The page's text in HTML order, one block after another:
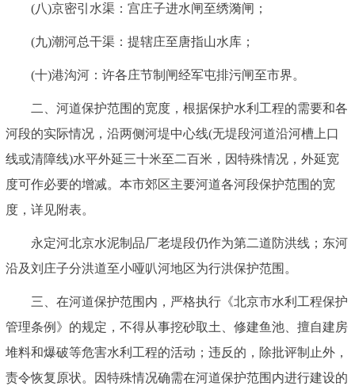
(八)京密引水渠：宫庄子进水闸至绣漪闸；
(九)潮河总干渠：提辖庄至唐指山水库；
(十)港沟河：许各庄节制闸经军屯排污闸至市界。
二、河道保护范围的宽度，根据保护水利工程的需要和各
河段的实际情况，沿两侧河堤中心线(无堤段河道沿河槽上口
线或清障线)水平外延三十米至二百米，因特殊情况，外延宽
度可作必要的增减。本市郊区主要河道各河段保护范围的宽
度，详见附表。
永定河北京水泥制品厂老堤段仍作为第二道防洪线；东河
沿及刘庄子分洪道至小哑叭河地区为行洪保护范围。
三、在河道保护范围内，严格执行《北京市水利工程保护
管理条例》的规定，不得从事挖砂取土、修建鱼池、擅自建房
堆料和爆破等危害水利工程的活动；违反的，除批评制止外，
责令恢复原状。因特殊情况确需在河道保护范围内进行建设的